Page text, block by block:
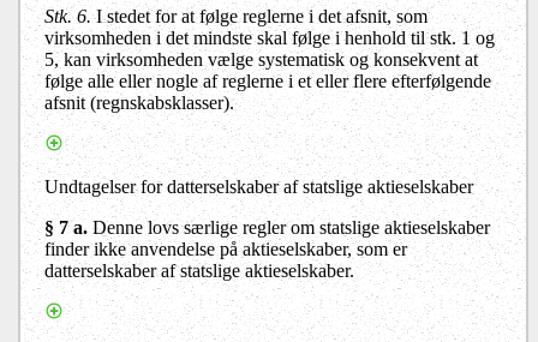
Stk. 6. I stedet for at følge reglerne i det afsnit, som
virksomheden i det mindste skal følge i henhold til stk. 1 og
5, kan virksomheden vælge systematisk og konsekvent at
følge alle eller nogle af reglerne i et eller flere efterfølgende
afsnit (regnskabsklasser).
Undtagelser for datterselskaber af statslige aktieselskaber
§ 7 a. Denne lovs særlige regler om statslige aktieselskaber
finder ikke anvendelse på aktieselskaber, som er
datterselskaber af statslige aktieselskaber.